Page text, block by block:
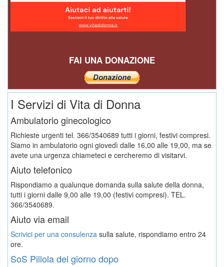
FAI UNA DONAZIONE
I Servizi di Vita di Donna
Ambulatorio ginecologico
Richieste urgenti tel. 366/3540689 tutti i giorni, festivi compresi.
Siamo in ambulatorio ogni giovedì dalle 16,00 alle 19,00, ma se
avete una urgenza chiameteci e cercheremo di visitarvi.
Aiuto telefonico
Rispondiamo a qualunque domanda sulla salute della donna,
tutti i giorni dalle 9,00 alle 19,00 (festivi compresi). TEL.
366/3540689.
Aiuto via email
Scrivici per una consulenza sulla salute, rispondiamo entro 24
ore.
SoS Pillola del giorno dopo